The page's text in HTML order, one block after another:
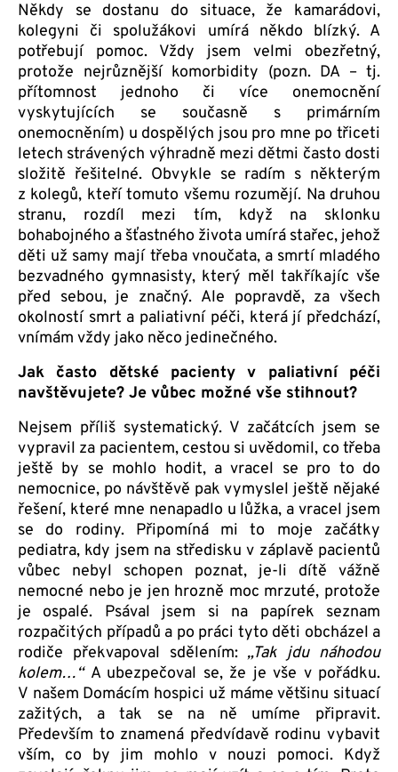
Někdy se dostanu do situace, že kamarádovi,
kolegyni či spolužákovi umírá někdo blízký. A
potřebují pomoc. Vždy jsem velmi obezřetný,
protože nejrůznější komorbidity (pozn. DA – tj.
přítomnost jednoho či více onemocnění
vyskytujících se současně s primárním
onemocněním) u dospělých jsou pro mne po třiceti
letech strávených výhradně mezi dětmi často dosti
složitě řešitelné. Obvykle se radím s některým
z kolegů, kteří tomuto všemu rozumějí. Na druhou
stranu, rozdíl mezi tím, když na sklonku
bohabojného a šťastného života umírá stařec, jehož
děti už samy mají třeba vnoučata, a smrtí mladého
bezvadného gymnasisty, který měl takříkajíc vše
před sebou, je značný. Ale popravdě, za všech
okolností smrt a paliativní péči, která jí předchází,
vnímám vždy jako něco jedinečného.
Jak často dětské pacienty v paliativní péči
navštěvujete? Je vůbec možné vše stihnout?
Nejsem příliš systematický. V začátcích jsem se
vypravil za pacientem, cestou si uvědomil, co třeba
ještě by se mohlo hodit, a vracel se pro to do
nemocnice, po návštěvě pak vymyslel ještě nějaké
řešení, které mne nenapadlo u lůžka, a vracel jsem
se do rodiny. Připomíná mi to moje začátky
pediatra, kdy jsem na středisku v záplavě pacientů
vůbec nebyl schopen poznat, je-li dítě vážně
nemocné nebo je jen hrozně moc mrzuté, protože
je ospalé. Psával jsem si na papírek seznam
rozpačitých případů a po práci tyto děti obcházel a
rodiče překvapoval sdělením: „Tak jdu náhodou
kolem…“A ubezpečoval se, že je vše v pořádku.
V našem Domácím hospici už máme většinu situací
zažitých, a tak se na ně umíme připravit.
Především to znamená předvídavě rodinu vybavit
vším, co by jim mohlo v nouzi pomoci. Když